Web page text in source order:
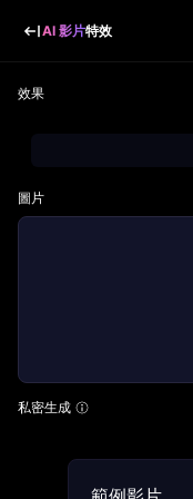
AI 影片特效
效果
圖片
私密生成